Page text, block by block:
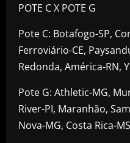
POTE C X POTE G
Pote C: Botafogo-SP,
Ferroviário-CE,
Redonda, América-RN,
Pote G: Athletic-MG,
River-PI, Maranhão,
Nova-MG, Costa Rica-